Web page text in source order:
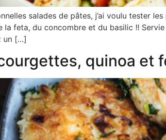
salades de pâtes, j’ai voulu tester
feta, du concombre et du basilic !!
un […]
quinoa et